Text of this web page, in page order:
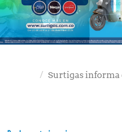
Surtigas